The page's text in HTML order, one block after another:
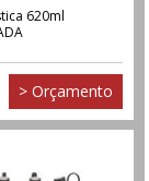
620ml
> Orçamento